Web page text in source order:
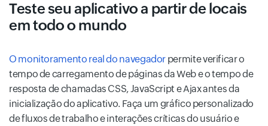
Teste seu aplicativo a partir de locais
em todo o mundo
O monitoramento real do navegador permite verificar o
tempo de carregamento de páginas da Web e o tempo de
resposta de chamadas CSS, JavaScript e Ajax antes da
inicialização do aplicativo. Faça um gráfico personalizado
de fluxos de trabalho e interações críticas do usuário e